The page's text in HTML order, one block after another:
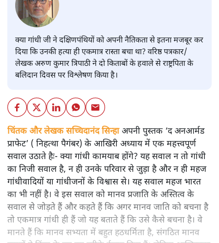
क्या गांधी जी ने दक्षिणपंथियों को अपनी नैतिकता से इतना मजबूर कर
दिया कि उनकी हत्या ही एकमात्र रास्ता बचा था? वरिष्ठ पत्रकार/
लेखक अरुण कुमार त्रिपाठी ने दो किताबों के हवाले से राष्ट्रपिता के
बलिदान दिवस पर विश्लेषण किया है।
चिंतक और लेखक सच्चिदानंद सिन्हाअपनी पुस्तक ‘द अनआर्मड
प्राफेट’ ( निहत्था पैगंबर) के आखिरी अध्याय में एक महत्त्वपूर्ण
सवाल उठाते हैः- क्या गांधी कामयाब होंगे? यह सवाल न तो गांधी
का निजी सवाल है, न ही उनके परिवार से जुड़ा है और न ही महज
गांधीवादियों या गांधीजनों के विश्वास से। यह सवाल महज भारत
का भी नहीं है। वे इस सवाल को मानव प्रजाति के अस्तित्व के
सवाल से जोड़ते हैं और कहते हैं कि अगर मानव जाति को बचना है
तो एकमात्र गांधी ही हैं जो यह बताते हैं कि उसे कैसे बचना है। वे
मानते हैं कि मानव सभ्यता में बहुत हठधर्मिता है, संगठित मानव